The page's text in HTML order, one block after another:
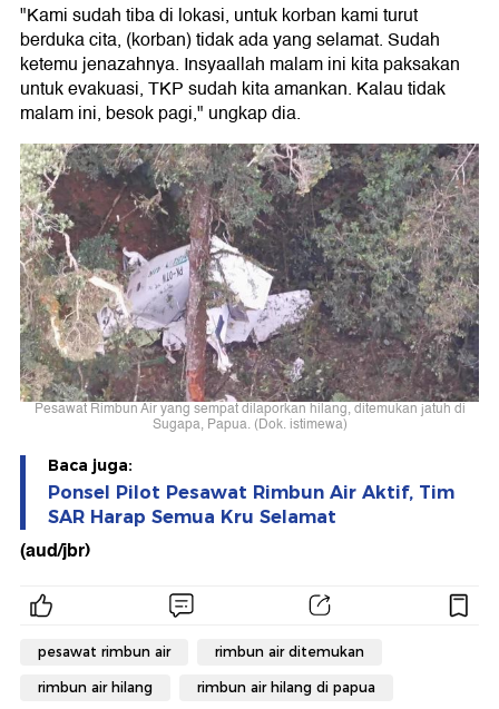
"Kami sudah tiba di lokasi, untuk korban kami turut
berduka cita, (korban) tidak ada yang selamat. Sudah
ketemu jenazahnya. Insyaallah malam ini kita paksakan
untuk evakuasi, TKP sudah kita amankan. Kalau tidak
malam ini, besok pagi," ungkap dia.
Pesawat Rimbun Air yang sempat dilaporkan hilang, ditemukan jatuh di
Sugapa, Papua. (Dok. istimewa)
Baca juga:
Ponsel Pilot Pesawat Rimbun Air Aktif, Tim
SAR Harap Semua Kru Selamat
(aud/jbr)
pesawat rimbun air rimbun air ditemukan
rimbun air hilang rimbun air hilang di papua